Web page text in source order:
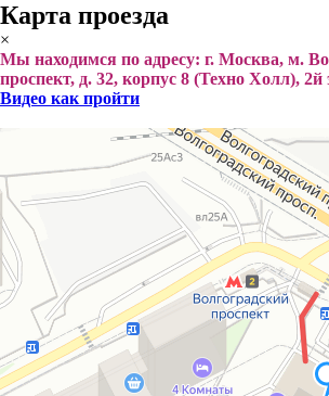
Карта проезда
×
Мы находимся по адресу: г. Москва, м.
проспект, д. 32, корпус 8 (Техно Холл),
Видео как пройти